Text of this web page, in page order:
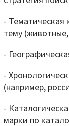
- Тематическая
тему
-
-
(например,
-
марки по